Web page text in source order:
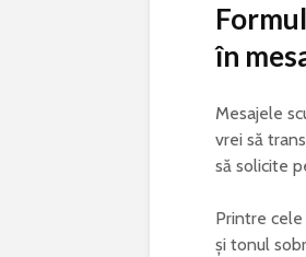
în
Mesajele
vrei să
să solicite
Printre
și tonul